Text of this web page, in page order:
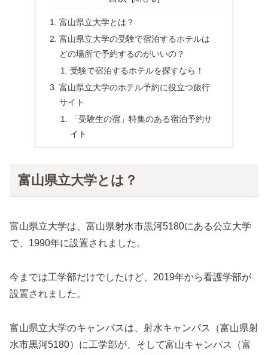
富山県立大学とは？
富山県立大学の受験で宿泊するホテルは
どの場所で予約するのがいいの？
受験で宿泊するホテルを探すなら！
富山県立大学のホテル予約に役立つ旅行
サイト
「受験生の宿」特集のある宿泊予約サ
イト
富山県立大学とは？
富山県立大学は、富山県射水市黒河5180にある公立大学
で、1990年に設置されました。
今までは工学部だけでしたけど、2019年から看護学部が
設置されました。
富山県立大学のキャンパスは、射水キャンパス（富山県射
水市黒河5180）に工学部が、そして富山キャンパス（富